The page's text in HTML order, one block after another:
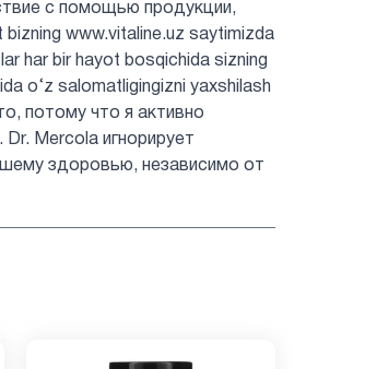
с помощью продукции,
www.vitaline.uz saytimizda
har bir hayot bosqichida sizning
o‘z salomatligingizni yaxshilash
потому что я активно
Mercola игнорирует
здоровью, независимо от